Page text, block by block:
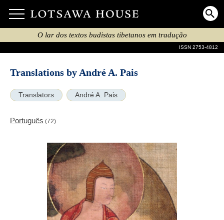
O lar dos textos budistas tibetanos em tradução
ISSN 2753-4812
Translations by André A. Pais
Translators André A. Pais
Português (72)